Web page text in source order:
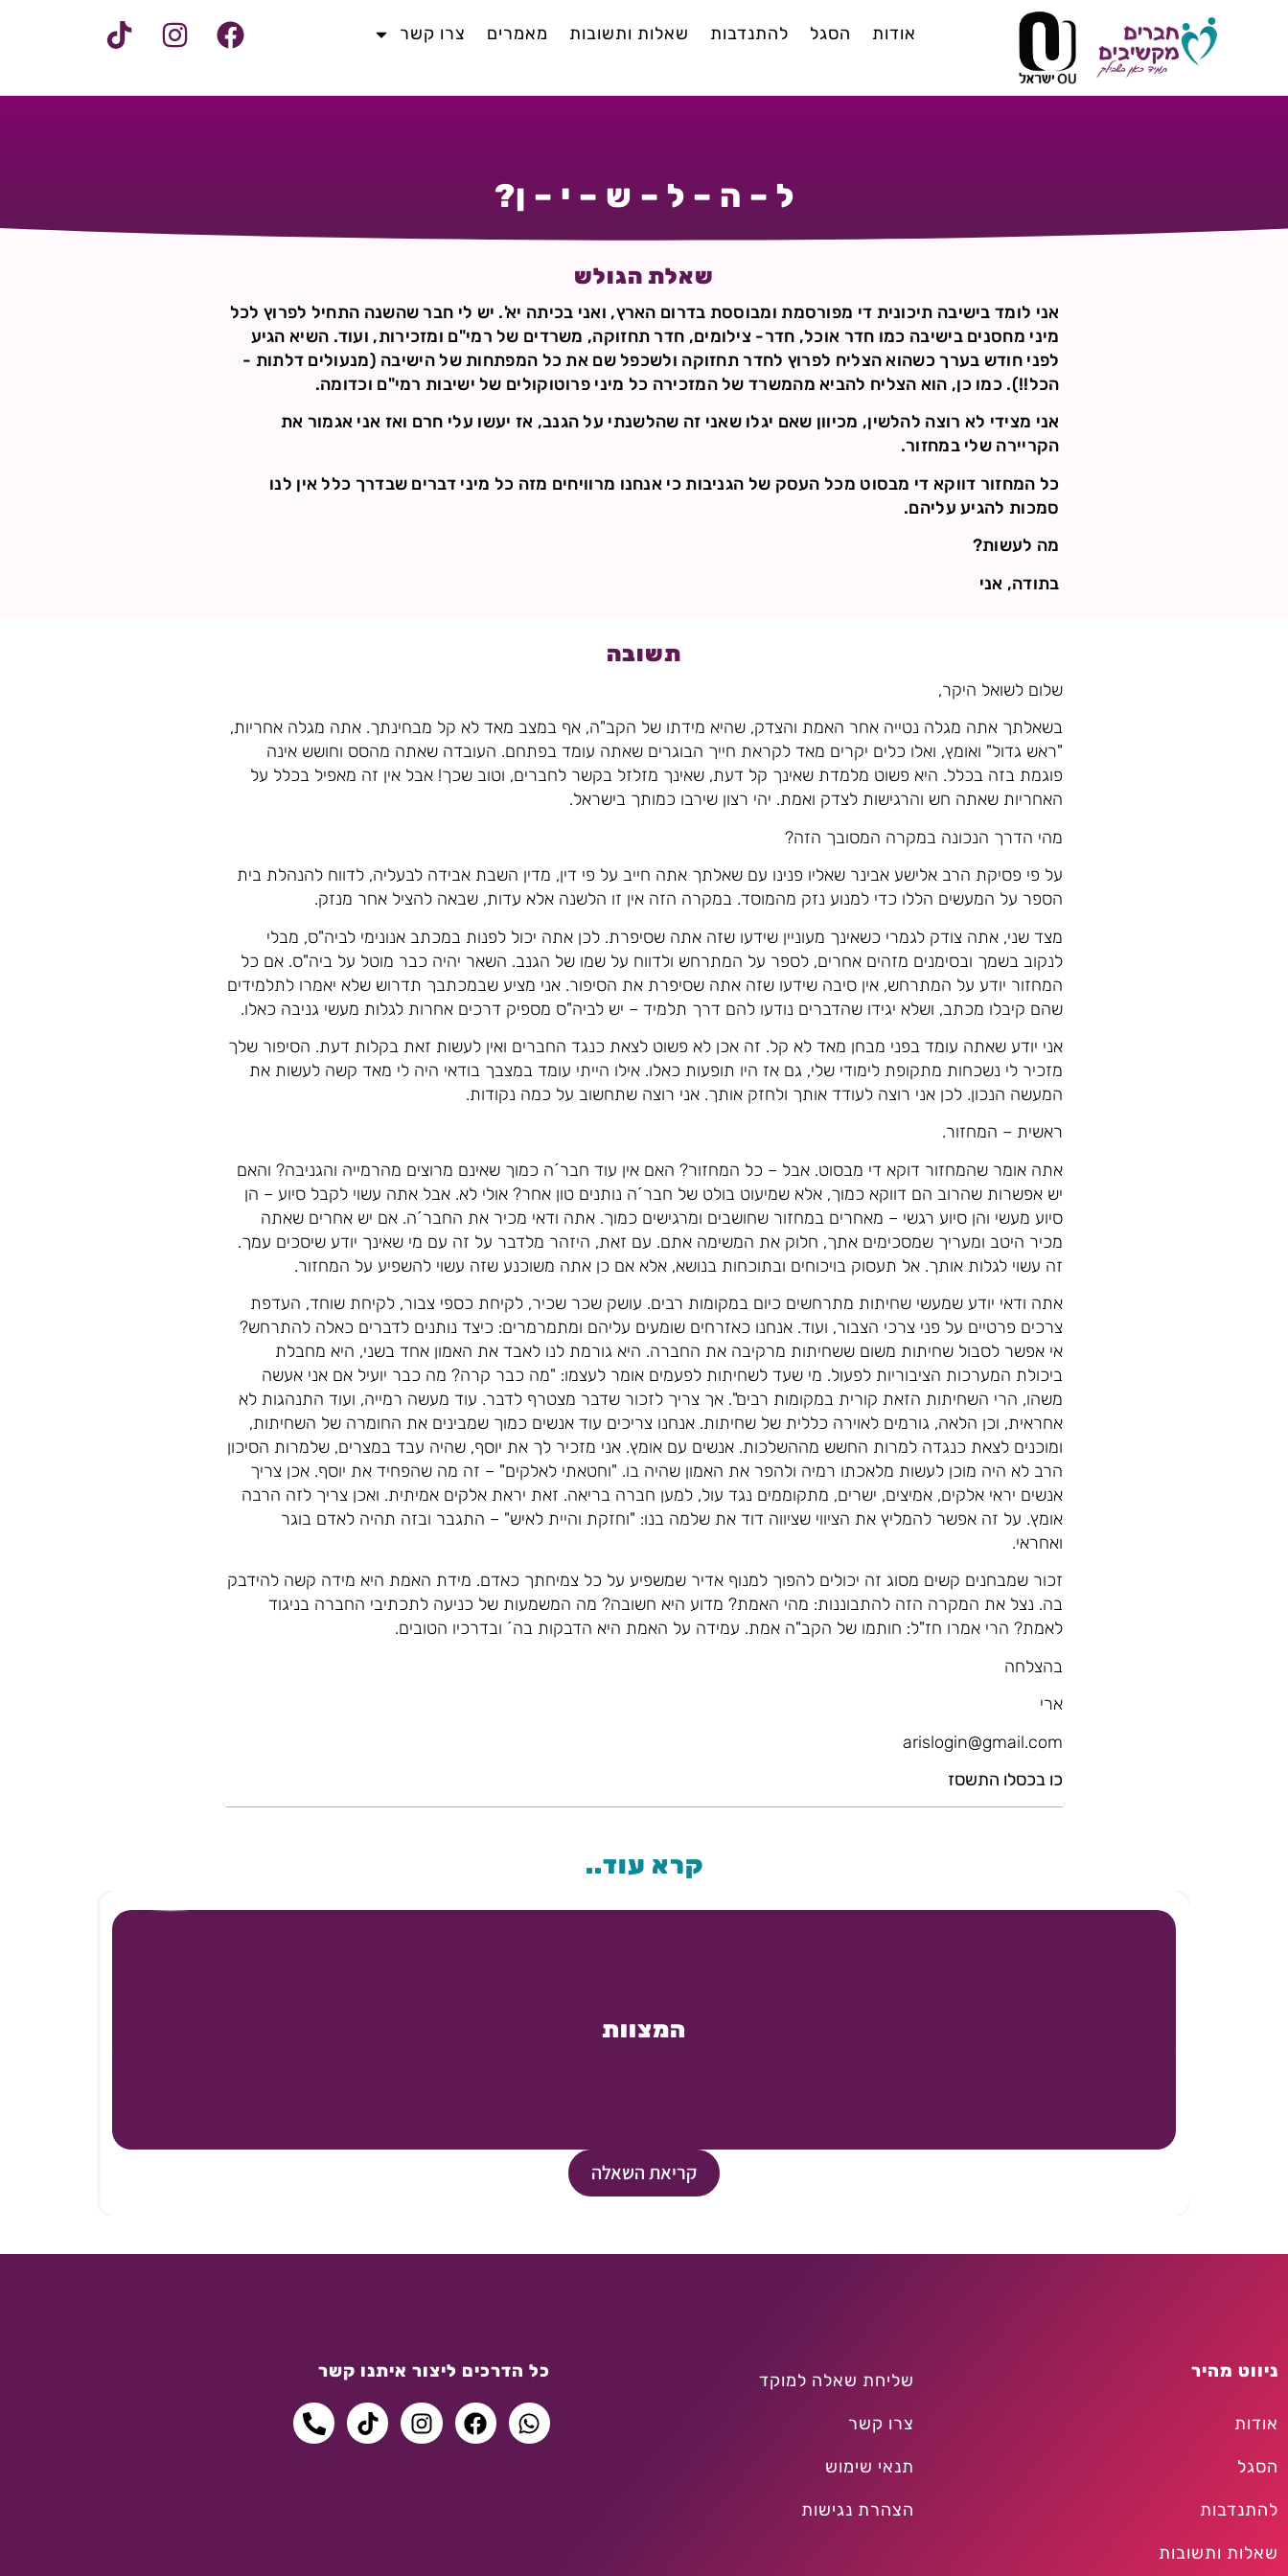
אודות הסגל להתנדבות שאלות ותשובות מאמרים צרו קשר
ל – ה – ל – ש – י – ן?
שאלת הגולש
אני לומד בישיבה תיכונית די מפורסמת ומבוססת בדרום הארץ, ואני בכיתה יא'. יש לי חבר שהשנה התחיל לפרוץ לכל
מיני מחסנים בישיבה כמו חדר אוכל, חדר- צילומים, חדר תחזוקה, משרדים של רמי"ם ומזכירות, ועוד. השיא הגיע
לפני חודש בערך כשהוא הצליח לפרוץ לחדר תחזוקה ולשכפל שם את כל המפתחות של הישיבה (מנעולים דלתות -
הכל!!). כמו כן, הוא הצליח להביא מהמשרד של המזכירה כל מיני פרוטוקולים של ישיבות רמי"ם וכדומה.
אני מצידי לא רוצה להלשין, מכיוון שאם יגלו שאני זה שהלשנתי על הגנב, אז יעשו עלי חרם ואז אני אגמור את
הקריירה שלי במחזור.
כל המחזור דווקא די מבסוט מכל העסק של הגניבות כי אנחנו מרוויחים מזה כל מיני דברים שבדרך כלל אין לנו
סמכות להגיע עליהם.
מה לעשות?
בתודה, אני
תשובה
שלום לשואל היקר,
בשאלתך אתה מגלה נטייה אחר האמת והצדק, שהיא מידתו של הקב"ה, אף במצב מאד לא קל מבחינתך. אתה מגלה אחריות,
"ראש גדול" ואומץ, ואלו כלים יקרים מאד לקראת חייך הבוגרים שאתה עומד בפתחם. העובדה שאתה מהסס וחושש אינה
פוגמת בזה בכלל. היא פשוט מלמדת שאינך קל דעת, שאינך מזלזל בקשר לחברים, וטוב שכך! אבל אין זה מאפיל בכלל על
האחריות שאתה חש והרגישות לצדק ואמת. יהי רצון שירבו כמותך בישראל.
מהי הדרך הנכונה במקרה המסובך הזה?
על פי פסיקת הרב אלישע אבינר שאליו פנינו עם שאלתך אתה חייב על פי דין, מדין השבת אבידה לבעליה, לדווח להנהלת בית
הספר על המעשים הללו כדי למנוע נזק מהמוסד. במקרה הזה אין זו הלשנה אלא עדות, שבאה להציל אחר מנזק.
מצד שני, אתה צודק לגמרי כשאינך מעוניין שידעו שזה אתה שסיפרת. לכן אתה יכול לפנות במכתב אנונימי לביה"ס, מבלי
לנקוב בשמך ובסימנים מזהים אחרים, לספר על המתרחש ולדווח על שמו של הגנב. השאר יהיה כבר מוטל על ביה"ס. אם כל
המחזור יודע על המתרחש, אין סיבה שידעו שזה אתה שסיפרת את הסיפור. אני מציע שבמכתבך תדרוש שלא יאמרו לתלמידים
שהם קיבלו מכתב, ושלא יגידו שהדברים נודעו להם דרך תלמיד – יש לביה"ס מספיק דרכים אחרות לגלות מעשי גניבה כאלו.
אני יודע שאתה עומד בפני מבחן מאד לא קל. זה אכן לא פשוט לצאת כנגד החברים ואין לעשות זאת בקלות דעת. הסיפור שלך
מזכיר לי נשכחות מתקופת לימודי שלי, גם אז היו תופעות כאלו. אילו הייתי עומד במצבך בודאי היה לי מאד קשה לעשות את
המעשה הנכון. לכן אני רוצה לעודד אותך ולחזק אותך. אני רוצה שתחשוב על כמה נקודות.
ראשית – המחזור.
אתה אומר שהמחזור דוקא די מבסוט. אבל – כל המחזור? האם אין עוד חבר´ה כמוך שאינם מרוצים מהרמייה והגניבה? והאם
יש אפשרות שהרוב הם דווקא כמוך, אלא שמיעוט בולט של חבר´ה נותנים טון אחר? אולי לא. אבל אתה עשוי לקבל סיוע – הן
סיוע מעשי והן סיוע רגשי – מאחרים במחזור שחושבים ומרגישים כמוך. אתה ודאי מכיר את החבר´ה. אם יש אחרים שאתה
מכיר היטב ומעריך שמסכימים אתך, חלוק את המשימה אתם. עם זאת, היזהר מלדבר על זה עם מי שאינך יודע שיסכים עמך.
זה עשוי לגלות אותך. אל תעסוק בויכוחים ובתוכחות בנושא, אלא אם כן אתה משוכנע שזה עשוי להשפיע על המחזור.
אתה ודאי יודע שמעשי שחיתות מתרחשים כיום במקומות רבים. עושק שכר שכיר, לקיחת כספי צבור, לקיחת שוחד, העדפת
צרכים פרטיים על פני צרכי הצבור, ועוד. אנחנו כאזרחים שומעים עליהם ומתמרמרים: כיצד נותנים לדברים כאלה להתרחש?
אי אפשר לסבול שחיתות משום ששחיתות מרקיבה את החברה. היא גורמת לנו לאבד את האמון אחד בשני, היא מחבלת
ביכולת המערכות הציבוריות לפעול. מי שעד לשחיתות לפעמים אומר לעצמו: "מה כבר קרה? מה כבר יועיל אם אני אעשה
משהו, הרי השחיתות הזאת קורית במקומות רבים". אך צריך לזכור שדבר מצטרף לדבר. עוד מעשה רמייה, ועוד התנהגות לא
אחראית, וכן הלאה, גורמים לאוירה כללית של שחיתות. אנחנו צריכים עוד אנשים כמוך שמבינים את החומרה של השחיתות,
ומוכנים לצאת כנגדה למרות החשש מההשלכות. אנשים עם אומץ. אני מזכיר לך את יוסף, שהיה עבד במצרים, שלמרות הסיכון
הרב לא היה מוכן לעשות מלאכתו רמיה ולהפר את האמון שהיה בו. "וחטאתי לאלקים" – זה מה שהפחיד את יוסף. אכן צריך
אנשים יראי אלקים, אמיצים, ישרים, מתקוממים נגד עול, למען חברה בריאה. זאת יראת אלקים אמיתית. ואכן צריך לזה הרבה
אומץ. על זה אפשר להמליץ את הציווי שציווה דוד את שלמה בנו: "וחזקת והיית לאיש" – התגבר ובזה תהיה לאדם בוגר
ואחראי.
זכור שמבחנים קשים מסוג זה יכולים להפוך למנוף אדיר שמשפיע על כל צמיחתך כאדם. מידת האמת היא מידה קשה להידבק
בה. נצל את המקרה הזה להתבוננות: מהי האמת? מדוע היא חשובה? מה המשמעות של כניעה לתכתיבי החברה בניגוד
לאמת? הרי אמרו חז"ל: חותמו של הקב"ה אמת. עמידה על האמת היא הדבקות בה´ ובדרכיו הטובים.
בהצלחה
ארי
arislogin@gmail.com
כו בכסלו התשסז
קרא עוד..
המצוות
קריאת השאלה
ניווט מהיר
אודות
הסגל
להתנדבות
שאלות ותשובות
שליחת שאלה למוקד
צרו קשר
תנאי שימוש
הצהרת נגישות
כל הדרכים ליצור איתנו קשר